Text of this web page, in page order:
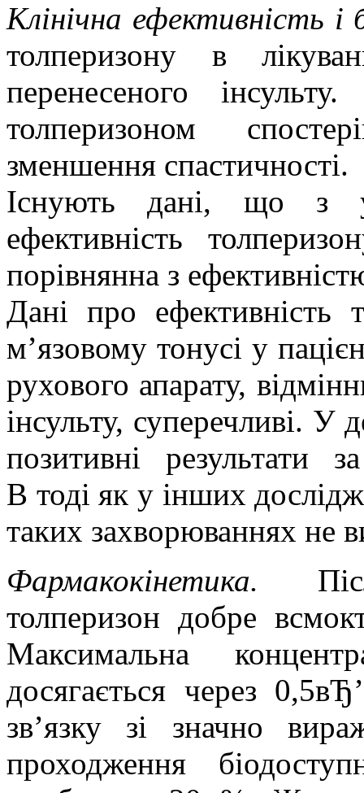
Клінічна ефективність і
толперизону в
перенесеного
толперизоном
зменшення спастичності.
Існують дані, що з
ефективність
порівнянна з
Дані про ефективність
м’язовому тонусі у
рухового апарату,
інсульту, суперечливі. У
позитивні результати
В тоді як уінших
таких захворюваннях не
Фармакокінетика.
толперизон добре
Максимальна
досягається через
зв’язку зі значно
проходження